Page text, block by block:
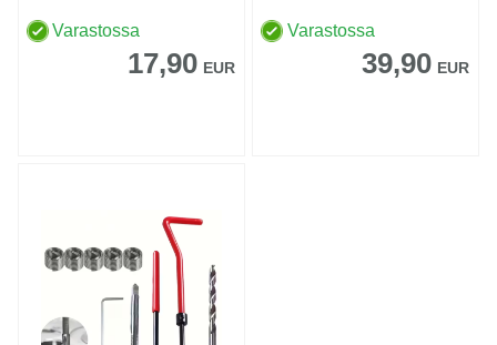
Varastossa
17,90 EUR
Varastossa
39,90 EUR